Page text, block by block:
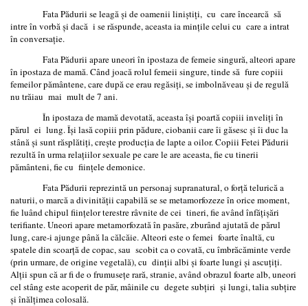
Fata Pădurii se leagă şi de oamenii liniştiţi, cu care încearcă să
intre în vorbă şi dacă i se răspunde, aceasta ia minţile celui cu care a intrat
în conversație.
Fata Pădurii apare uneori în ipostaza de femeie singură, alteori apare
în ipostaza de mamă. Când joacă rolul femeii singure, tinde să fure copiii
femeilor pământene, care după ce erau regăsiţi, se imbolnăveau şi de regulă
nu trăiau mai mult de 7 ani.
În ipostaza de mamă devotată, aceasta îşi poartă copiii inveliţi în
părul ei lung. Îşi lasă copiii prin pădure, ciobanii care îi găsesc şi îi duc la
stână și sunt răsplătiţi, creşte producţia de lapte a oilor. Copiii Fetei Pădurii
rezultă în urma relaţiilor sexuale pe care le are aceasta, fie cu tinerii
pământeni, fie cu fiinţele demonice.
Fata Pădurii reprezintă un personaj supranatural, o forţă telurică a
naturii, o marcă a divinităţii capabilă se se metamorfozeze în orice moment,
fie luând chipul fiinţelor terestre râvnite de cei tineri, fie având înfăţişări
terifiante. Uneori apare metamorfozată în pasăre, zburând ajutată de părul
lung, care-i ajunge până la călcăie. Alteori este o femei foarte înaltă, cu
spatele din scoarţă de copac, sau scobit ca o covată, cu îmbrăcăminte verde
(prin urmare, de origine vegetală), cu dinţii albi şi foarte lungi și ascuțiți.
Alţii spun că ar fi de o frumuseţe rară, stranie, având obrazul foarte alb, uneori
cel stâng este acoperit de păr, mâinile cu degete subţiri şi lungi, talia subţire
şi înălţimea colosală.